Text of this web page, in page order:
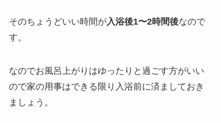
そのちょうどいい時間が入浴後1〜2時間後なので
す。
なのでお風呂上がりはゆったりと過ごす方がいい
ので家の用事はできる限り入浴前に済ましておき
ましょう。